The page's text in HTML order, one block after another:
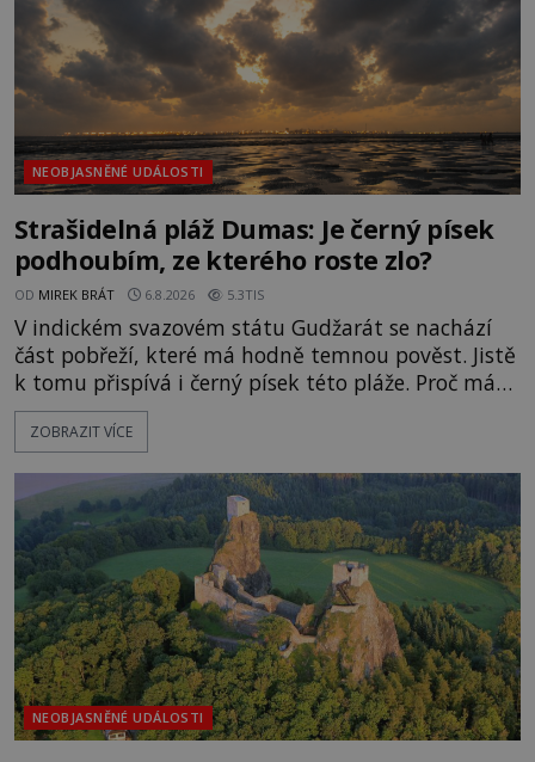
NEOBJASNĚNÉ UDÁLOSTI
Strašidelná pláž Dumas: Je černý písek
podhoubím, ze kterého roste zlo?
OD MIREK BRÁT 6.8.2026 5.3TIS
V indickém svazovém státu Gudžarát se nachází
část pobřeží, které má hodně temnou pověst. Jistě
k tomu přispívá i černý písek této pláže. Proč má
pláž takové netypické zbarvení? Nakolik jsou
pravdivé historky, že zde došlo k nevysvětlitelným
následovat. Vstupujeme na pláž Dumas ve městě
Surat. Gu
ZOBRAZIT VÍCE
NEOBJASNĚNÉ UDÁLOSTI